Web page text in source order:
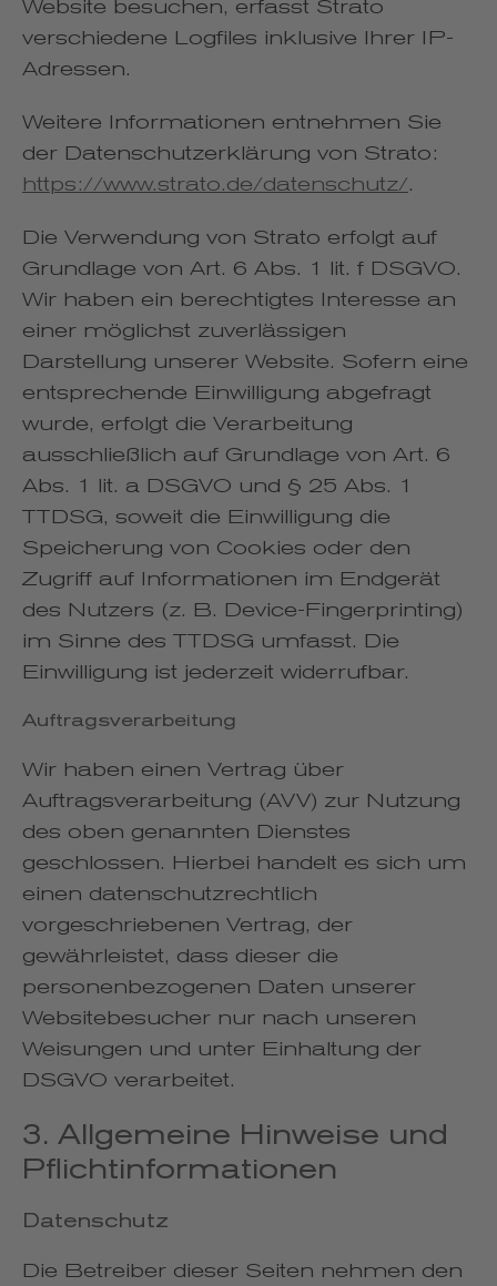
Website besuchen, erfasst Strato
verschiedene Logfiles inklusive Ihrer IP-
Adressen.
Weitere Informationen entnehmen Sie
der Datenschutzerklärung von Strato:
https://www.strato.de/datenschutz/.
Die Verwendung von Strato erfolgt auf
Grundlage von Art. 6 Abs. 1 lit. f DSGVO.
Wir haben ein berechtigtes Interesse an
einer möglichst zuverlässigen
Darstellung unserer Website. Sofern eine
entsprechende Einwilligung abgefragt
wurde, erfolgt die Verarbeitung
ausschließlich auf Grundlage von Art. 6
Abs. 1 lit. a DSGVO und § 25 Abs. 1
TTDSG, soweit die Einwilligung die
Speicherung von Cookies oder den
Zugriff auf Informationen im Endgerät
des Nutzers (z. B. Device-Fingerprinting)
im Sinne des TTDSG umfasst. Die
Einwilligung ist jederzeit widerrufbar.
Auftragsverarbeitung
Wir haben einen Vertrag über
Auftragsverarbeitung (AVV) zur Nutzung
des oben genannten Dienstes
geschlossen. Hierbei handelt es sich um
einen datenschutzrechtlich
vorgeschriebenen Vertrag, der
gewährleistet, dass dieser die
personenbezogenen Daten unserer
Websitebesucher nur nach unseren
Weisungen und unter Einhaltung der
DSGVO verarbeitet.
3. Allgemeine Hinweise und
Pflicht­informationen
Datenschutz
Die Betreiber dieser Seiten nehmen den